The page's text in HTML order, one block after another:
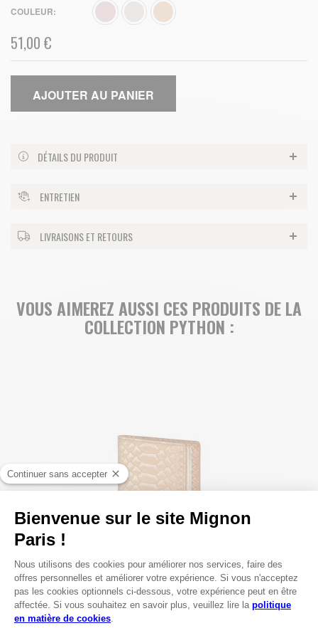
COULEUR
51,00 €
AJOUTER AU PANIER
DÉTAILS DU PRODUIT
ENTRETIEN
LIVRAISONS ET RETOURS
VOUS AIMEREZ AUSSI CES PRODUITS DE LA
COLLECTION PYTHON :